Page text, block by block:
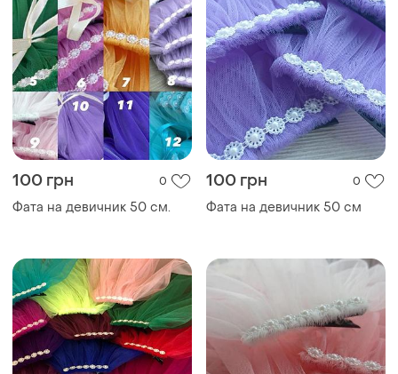
100 грн 0
Фата на девичник 50 см.
100 грн 0
Фата на девичник 50 см